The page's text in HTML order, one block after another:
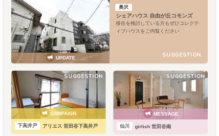
UPDATE
奥沢
シェアハウス 自由が丘コモンズ
移住を検討している方もぜひコレクテ
ィブハウスをご内覧ください
SUGGESTION
CAMPAIGN
下高井戸 アリエス 世田谷下高井戸
SUGGESTION
MESSAGE
仙川 girlish 世田谷南
SUGGESTION